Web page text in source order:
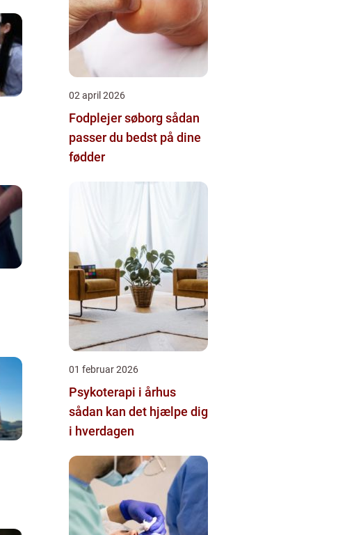
02 april 2026
Fodplejer søborg sådan
passer du bedst på dine
fødder
01 februar 2026
Psykoterapi i århus
sådan kan det hjælpe dig
i hverdagen